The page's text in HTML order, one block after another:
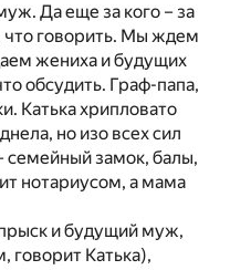
Да еще за кого – за
что говорить. Мы ждем
жениха и будущих
обсудить. Граф-папа,
Катька хрипловато
но изо всех сил
семейный замок, балы,
нотариусом, а мама
и будущий муж,
Катька),